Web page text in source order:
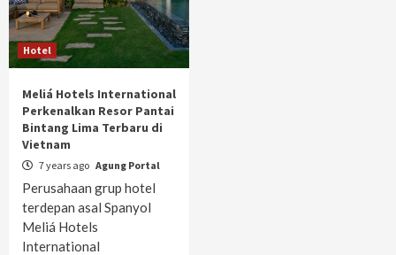
Hotel
Meliá Hotels International
Perkenalkan Resor Pantai
Bintang Lima Terbaru di
Vietnam
7 years ago Agung Portal
Perusahaan grup hotel
terdepan asal Spanyol
Meliá Hotels
International